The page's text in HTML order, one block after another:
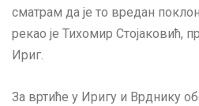
сматрам да је то вредан
рекао је Тихомир Стојаковић,
Ириг.
За вртиће у Иригу и Врднику